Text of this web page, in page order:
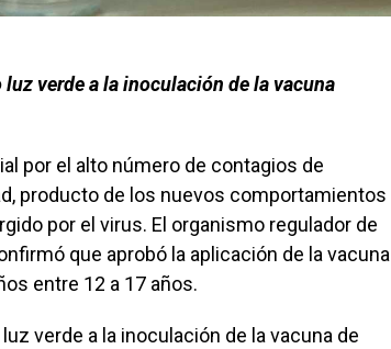
verde a la inoculación de la vacuna
por el alto número de contagios de
producto de los nuevos comportamientos
por el virus. El organismo regulador de
que aprobó la aplicación de la vacuna
entre 12 a 17 años.
verde a la inoculación de la vacuna de